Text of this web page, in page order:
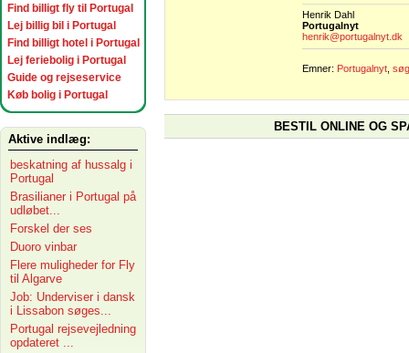
Find billigt fly til Portugal
Lej billig bil i Portugal
Find billigt hotel i Portugal
Lej feriebolig i Portugal
Guide og rejseservice
Køb bolig i Portugal
Aktive indlæg:
beskatning af hussalg i
Portugal
Brasilianer i Portugal på
udløbet...
Forskel der ses
Duoro vinbar
Flere muligheder for Fly
til Algarve
Job: Underviser i dansk
i Lissabon søges...
Portugal rejsevejledning
opdateret ...
Henrik Dahl
Portugalnyt
henrik@portugalnyt.dk
Emner: Portugalnyt,
BESTIL ONLINE OG